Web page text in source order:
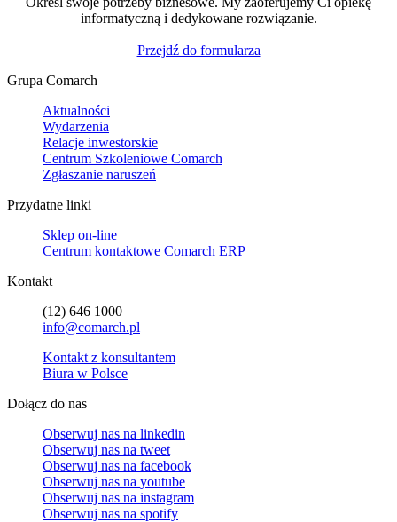
informatyczną i dedykowane rozwiązanie.
Przejdź do formularza
Grupa Comarch
Aktualności
Wydarzenia
Relacje inwestorskie
Centrum Szkoleniowe Comarch
Zgłaszanie naruszeń
Przydatne linki
Sklep on-line
Centrum kontaktowe Comarch ERP
Kontakt
(12) 646 1000
info@comarch.pl
Kontakt z konsultantem
Biura w Polsce
Dołącz do nas
Obserwuj nas na linkedin
Obserwuj nas na tweet
Obserwuj nas na facebook
Obserwuj nas na youtube
Obserwuj nas na instagram
Obserwuj nas na spotify